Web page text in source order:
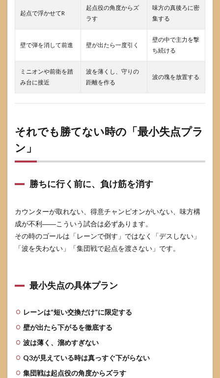
起点で浮かせてR
起点役の角度からズ
ラす
味方の真後ろに密
集する
壁で弾を消して前進 壁が出たら一度引く
壁の中で主力を撃
ち続ける
ミニオンや前衛を踏
み台に接近
波を薄くし、守りの
距離を作る
波の塊を放置する
それでも勝てない時の「最小失点プラ
ン」
勝ちに行く前に、負け筋を消す
カウンターが取れない、得意チャンピオンがいない、味方構
成が不利――こういう試合は必ずあります。
その時のゴールは「レーンで倒す」ではなく「デスしない」
「波を失わない」「集団戦で起点を渡さない」です。
最小失点の具体プラン
レーンは“短い交換だけ”に限定する
壁が出たら下がるを徹底する
波は薄く、溜めすぎない
Q3が見えている時は真っすぐ下がらない
集団戦は起点役の角度からズラす